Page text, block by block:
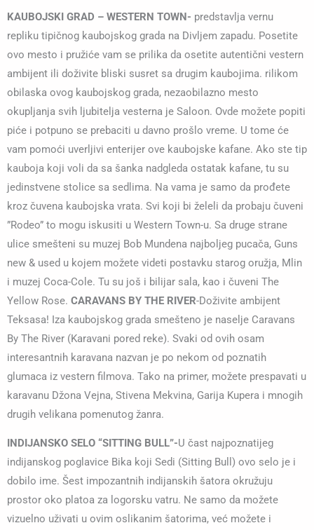
KAUBOJSKI GRAD – WESTERN TOWN- predstavlja vernu
repliku tipičnog kaubojskog grada na Divljem zapadu. Posetite
ovo mesto i pružiće vam se prilika da osetite autentični vestern
ambijent ili doživite bliski susret sa drugim kaubojima. rilikom
obilaska ovog kaubojskog grada, nezaobilazno mesto
okupljanja svih ljubitelja vesterna je Saloon. Ovde možete popiti
piće i potpuno se prebaciti u davno prošlo vreme. U tome će
vam pomoći uverljivi enterijer ove kaubojske kafane. Ako ste tip
kauboja koji voli da sa šanka nadgleda ostatak kafane, tu su
jedinstvene stolice sa sedlima. Na vama je samo da prođete
kroz čuvena kaubojska vrata. Svi koji bi želeli da probaju čuveni
”Rodeo” to mogu iskusiti u Western Town-u. Sa druge strane
ulice smešteni su muzej Bob Mundena najboljeg pucača, Guns
new & used u kojem možete videti postavku starog oružja, Mlin
i muzej Coca-Cole. Tu su još i bilijar sala, kao i čuveni The
Yellow Rose. CARAVANS BY THE RIVER-Doživite ambijent
Teksasa! Iza kaubojskog grada smešteno je naselje Caravans
By The River (Karavani pored reke). Svaki od ovih osam
interesantnih karavana nazvan je po nekom od poznatih
glumaca iz vestern filmova. Tako na primer, možete prespavati u
karavanu Džona Vejna, Stivena Mekvina, Garija Kupera i mnogih
drugih velikana pomenutog žanra.
INDIJANSKO SELO “SITTING BULL”-U čast najpoznatijeg
indijanskog poglavice Bika koji Sedi (Sitting Bull) ovo selo je i
dobilo ime. Šest impozantnih indijanskih šatora okružuju
prostor oko platoa za logorsku vatru. Ne samo da možete
vizuelno uživati u ovim oslikanim šatorima, već možete i